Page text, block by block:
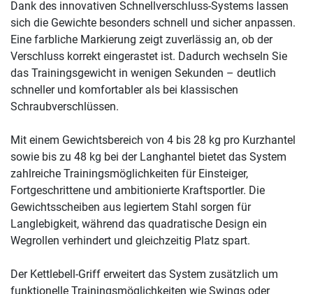
Dank des innovativen Schnellverschluss-Systems lassen
sich die Gewichte besonders schnell und sicher anpassen.
Eine farbliche Markierung zeigt zuverlässig an, ob der
Verschluss korrekt eingerastet ist. Dadurch wechseln Sie
das Trainingsgewicht in wenigen Sekunden – deutlich
schneller und komfortabler als bei klassischen
Schraubverschlüssen.
Mit einem Gewichtsbereich von 4 bis 28 kg pro Kurzhantel
sowie bis zu 48 kg bei der Langhantel bietet das System
zahlreiche Trainingsmöglichkeiten für Einsteiger,
Fortgeschrittene und ambitionierte Kraftsportler. Die
Gewichtsscheiben aus legiertem Stahl sorgen für
Langlebigkeit, während das quadratische Design ein
Wegrollen verhindert und gleichzeitig Platz spart.
Der Kettlebell-Griff erweitert das System zusätzlich um
funktionelle Trainingsmöglichkeiten wie Swings oder